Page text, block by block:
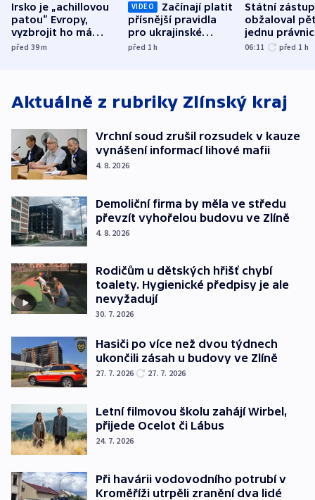
Irsko je „achillovou
patou“ Evropy,
vyzbrojit ho má
Francie
před 39m
VIDEO
Začínají platit
přísnější pravidla
pro ukrajinské
uprchlíky
před 1h
Státní
obžaloval
jednu
osobu v
06:11 před 1 h
Aktuálně z rubriky Zlínský kraj
Vrchní soud zrušil rozsudek v kauze
vynášení informací lihové mafii
4. 8. 2026
Demoliční firma by měla ve středu
převzít vyhořelou budovu ve Zlíně
4. 8. 2026
Rodičům u dětských hřišť chybí
toalety. Hygienické předpisy je ale
nevyžadují
30. 7. 2026
Hasiči po více než dvou týdnech
ukončili zásah u budovy ve Zlíně
27. 7. 2026 27. 7. 2026
Letní filmovou školu zahájí Wirbel,
přijede Ocelot či Lábus
24. 7. 2026
Při havárii vodovodního potrubí v
Kroměříži utrpěli zranění dva lidé